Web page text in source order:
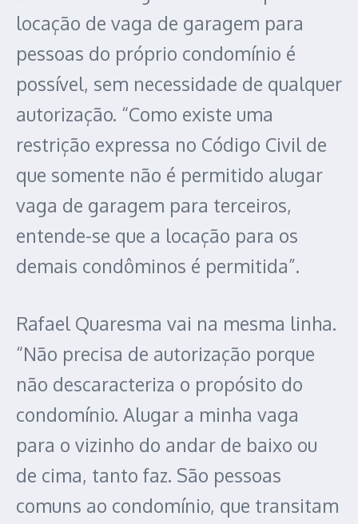
locação de vaga de garagem para
pessoas do próprio condomínio é
possível, sem necessidade de qualquer
autorização. “Como existe uma
restrição expressa no Código Civil de
que somente não é permitido alugar
vaga de garagem para terceiros,
entende-se que a locação para os
demais condôminos é permitida”.
Rafael Quaresma vai na mesma linha.
“Não precisa de autorização porque
não descaracteriza o propósito do
condomínio. Alugar a minha vaga
para o vizinho do andar de baixo ou
de cima, tanto faz. São pessoas
comuns ao condomínio, que transitam